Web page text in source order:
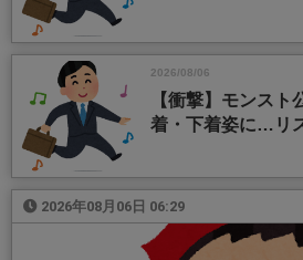
2026/08/06
【衝撃】モンス
着・下着姿に…リ
2026年08月06日 06:29